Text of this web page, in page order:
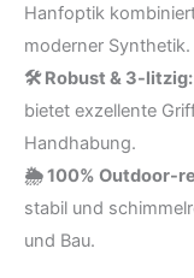
Hanfoptik
moderner Synthetik.
🛠️ Robust & 3-litzig:
bietet exzellente
Handhabung.
🌦️ 100% Outdoor-
stabil und
und Bau.